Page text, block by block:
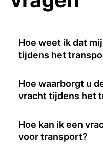
Hoe weet ik dat
tijdens het
Hoe waarborgt u
vracht tijdens het
Hoe kan ik een
voor transport?